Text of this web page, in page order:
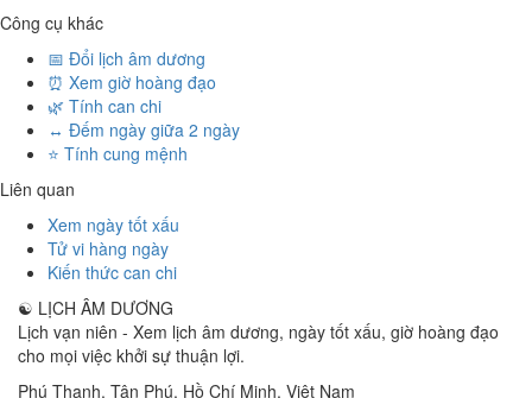
Công cụ khác
📅 Đổi lịch âm dương
⏰ Xem giờ hoàng đạo
🌿 Tính can chi
↔️ Đếm ngày giữa 2 ngày
⭐ Tính cung mệnh
Liên quan
Xem ngày tốt xấu
Tử vi hàng ngày
Kiến thức can chi
☯ LỊCH ÂM DƯƠNG
Lịch vạn niên - Xem lịch âm dương, ngày tốt xấu, giờ hoàng đạo
cho mọi việc khởi sự thuận lợi.
Phú Thạnh, Tân Phú, Hồ Chí Minh, Việt Nam